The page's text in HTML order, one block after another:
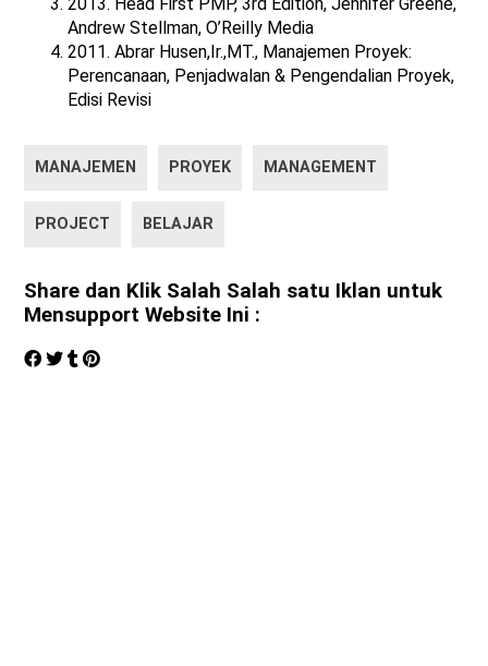
Andrew Stellman, O’Reilly Media
2011. Abrar Husen,Ir.,MT., Manajemen Proyek:
Perencanaan, Penjadwalan & Pengendalian Proyek,
Edisi Revisi
MANAJEMEN PROYEK MANAGEMENT
PROJECT BELAJAR
Share dan Klik Salah Salah satu Iklan untuk
Mensupport Website Ini :